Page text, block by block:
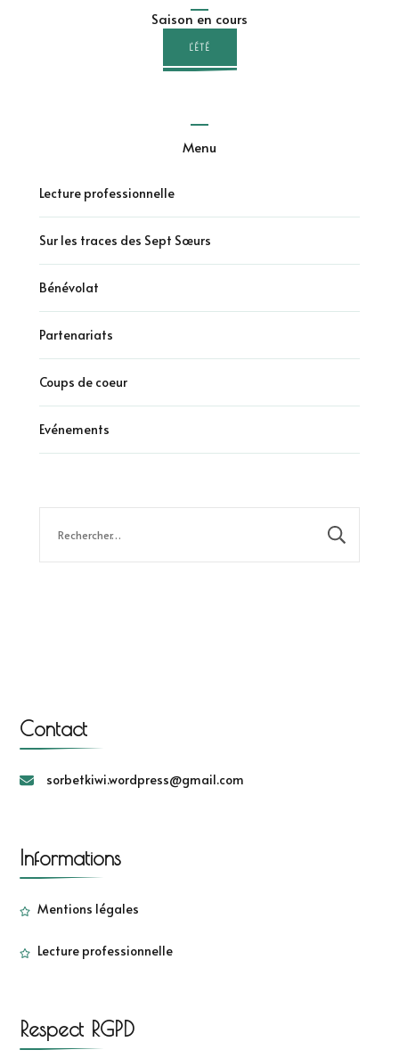
Saison en cours
L'ÉTÉ
Menu
Lecture professionnelle
Sur les traces des Sept Sœurs
Bénévolat
Partenariats
Coups de coeur
Evénements
Contact
sorbetkiwi.wordpress@gmail.com
Informations
Mentions légales
Lecture professionnelle
Respect RGPD